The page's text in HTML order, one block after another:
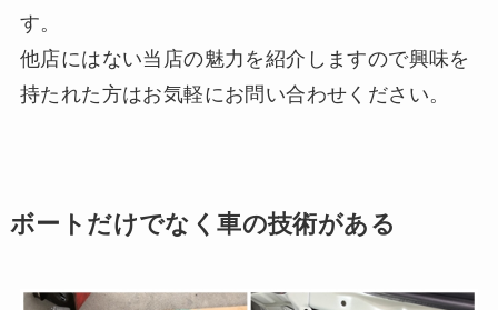
す。
他店にはない当店の魅力を紹介しますので興味を
持たれた方はお気軽にお問い合わせください。
ボートだけでなく車の技術がある